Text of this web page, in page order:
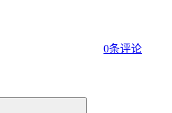
0条评论